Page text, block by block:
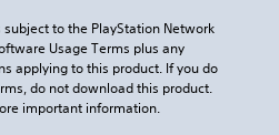
to the PlayStation Network
Usage Terms plus any
applying to this product. If you do
do not download this product.
important information.